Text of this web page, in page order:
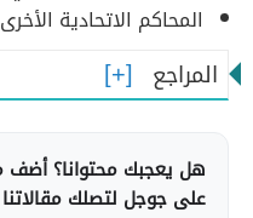
المحاكم الاتحادية
المراجع
هل يعجبك محتوانا؟
على جوجل لتصلك